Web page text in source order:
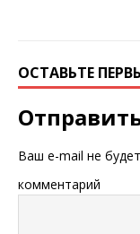
ОСТАВЬТЕ
Ваш e-mail не
комментарий